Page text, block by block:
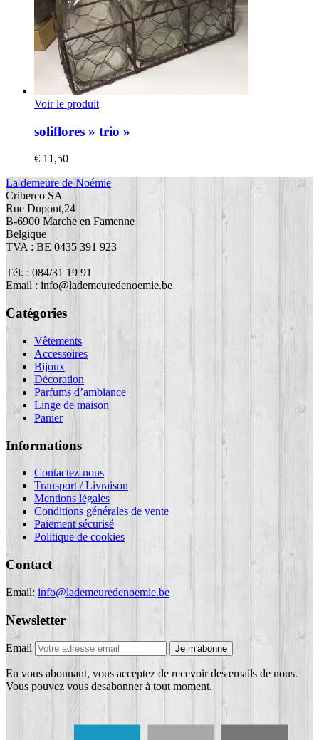
Voir le produit
soliflores » trio »
€ 11,50
La demeure de Noémie
Criberco SA
Rue Dupont,24
B-6900 Marche en Famenne
Belgique
TVA : BE 0435 391 923
Tél. : 084/31 19 91
Email : info@lademeuredenoemie.be
Catégories
Vêtements
Accessoires
Bijoux
Décoration
Parfums d’ambiance
Linge de maison
Panier
Informations
Contactez-nous
Transport / Livraison
Mentions légales
Conditions générales de vente
Paiement sécurisé
Politique de cookies
Contact
Email: info@lademeuredenoemie.be
Newsletter
Email Je m'abonne
En vous abonnant, vous acceptez de recevoir des emails de nous.
Vous pouvez vous desabonner à tout moment.